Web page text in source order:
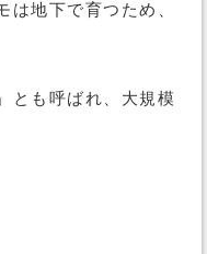
地下で育つため、
とも呼ばれ、大規模